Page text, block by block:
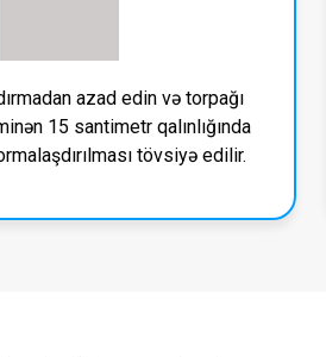
azad edin və torpağı
15 santimetr qalınlığında
tövsiyə edilir.